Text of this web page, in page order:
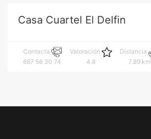
Casa Cuartel El Delfin
Contacta
687 58 30 74
Valoración
4.8
Distancia
7.89 km